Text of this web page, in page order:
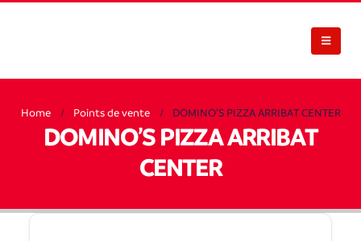
Home Points de vente DOMINO’S PIZZA ARRIBAT CENTER
DOMINO’S PIZZA ARRIBAT
CENTER